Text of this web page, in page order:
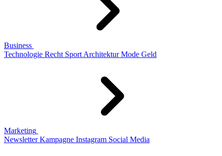
Business
Technologie Recht Sport Architektur Mode Geld
Marketing
Newsletter Kampagne Instagram Social Media